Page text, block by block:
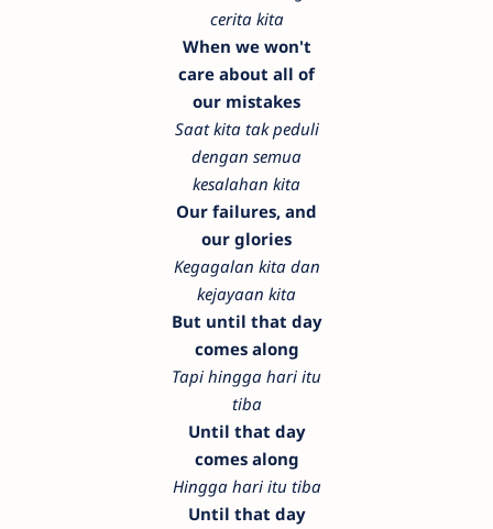
cerita kita
When we won't
care about all of
our mistakes
Saat kita tak peduli
dengan semua
kesalahan kita
Our failures, and
our glories
Kegagalan kita dan
kejayaan kita
But until that day
comes along
Tapi hingga hari itu
tiba
Until that day
comes along
Hingga hari itu tiba
Until that day